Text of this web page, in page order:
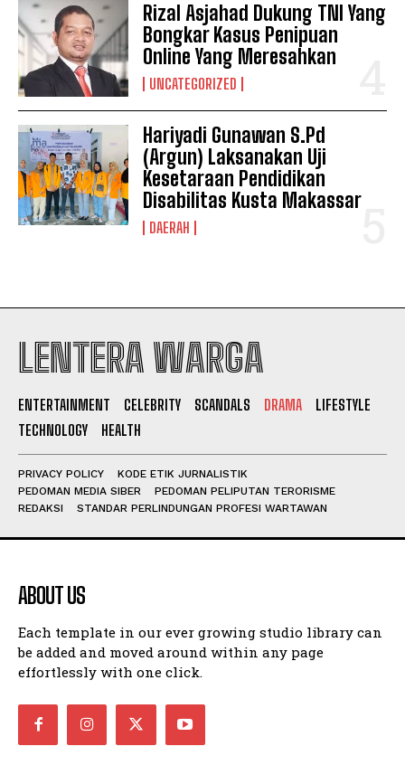
I WANT IN
I've read and accept thePrivacy Policy
Rizal Asjahad Dukung TNI Yang
Bongkar Kasus Penipuan
Online Yang Meresahkan
UNCATEGORIZED
Hariyadi Gunawan S.Pd
(Argun) Laksanakan Uji
Kesetaraan Pendidikan
Disabilitas Kusta Makassar
DAERAH
LENTERA WARGA
ENTERTAINMENT CELEBRITY SCANDALS DRAMA
LIFESTYLE
TECHNOLOGY
HEALTH
PRIVACY POLICY
KODE ETIK JURNALISTIK
PEDOMAN MEDIA SIBER
PEDOMAN PELIPUTAN TERORISME
REDAKSI
STANDAR PERLINDUNGAN PROFESI WARTAWAN
ABOUT US
Each template in our ever growing studio library can
be added and moved around within any page
effortlessly with one click.